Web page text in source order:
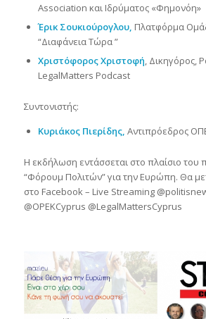
Association και Ιδρύματος «Φημονόη»
Έρικ Σουκιούρογλου, Πλατφόρμα
“Διαφάνεια Τώρα ”
Χριστόφορος Χριστοφή , Δικηγόρος,
LegalMatters Podcast
Συντονιστής:
Κυριάκος Πιερίδης, Αντιπρόεδρος
Η εκδήλωση εντάσσεται στο πλαίσιο του
“Φόρουμ Πολιτών” για την Ευρώπη. Θα
στο Facebook – Live Streaming
@OPEKCyprus @LegalMattersCyprus